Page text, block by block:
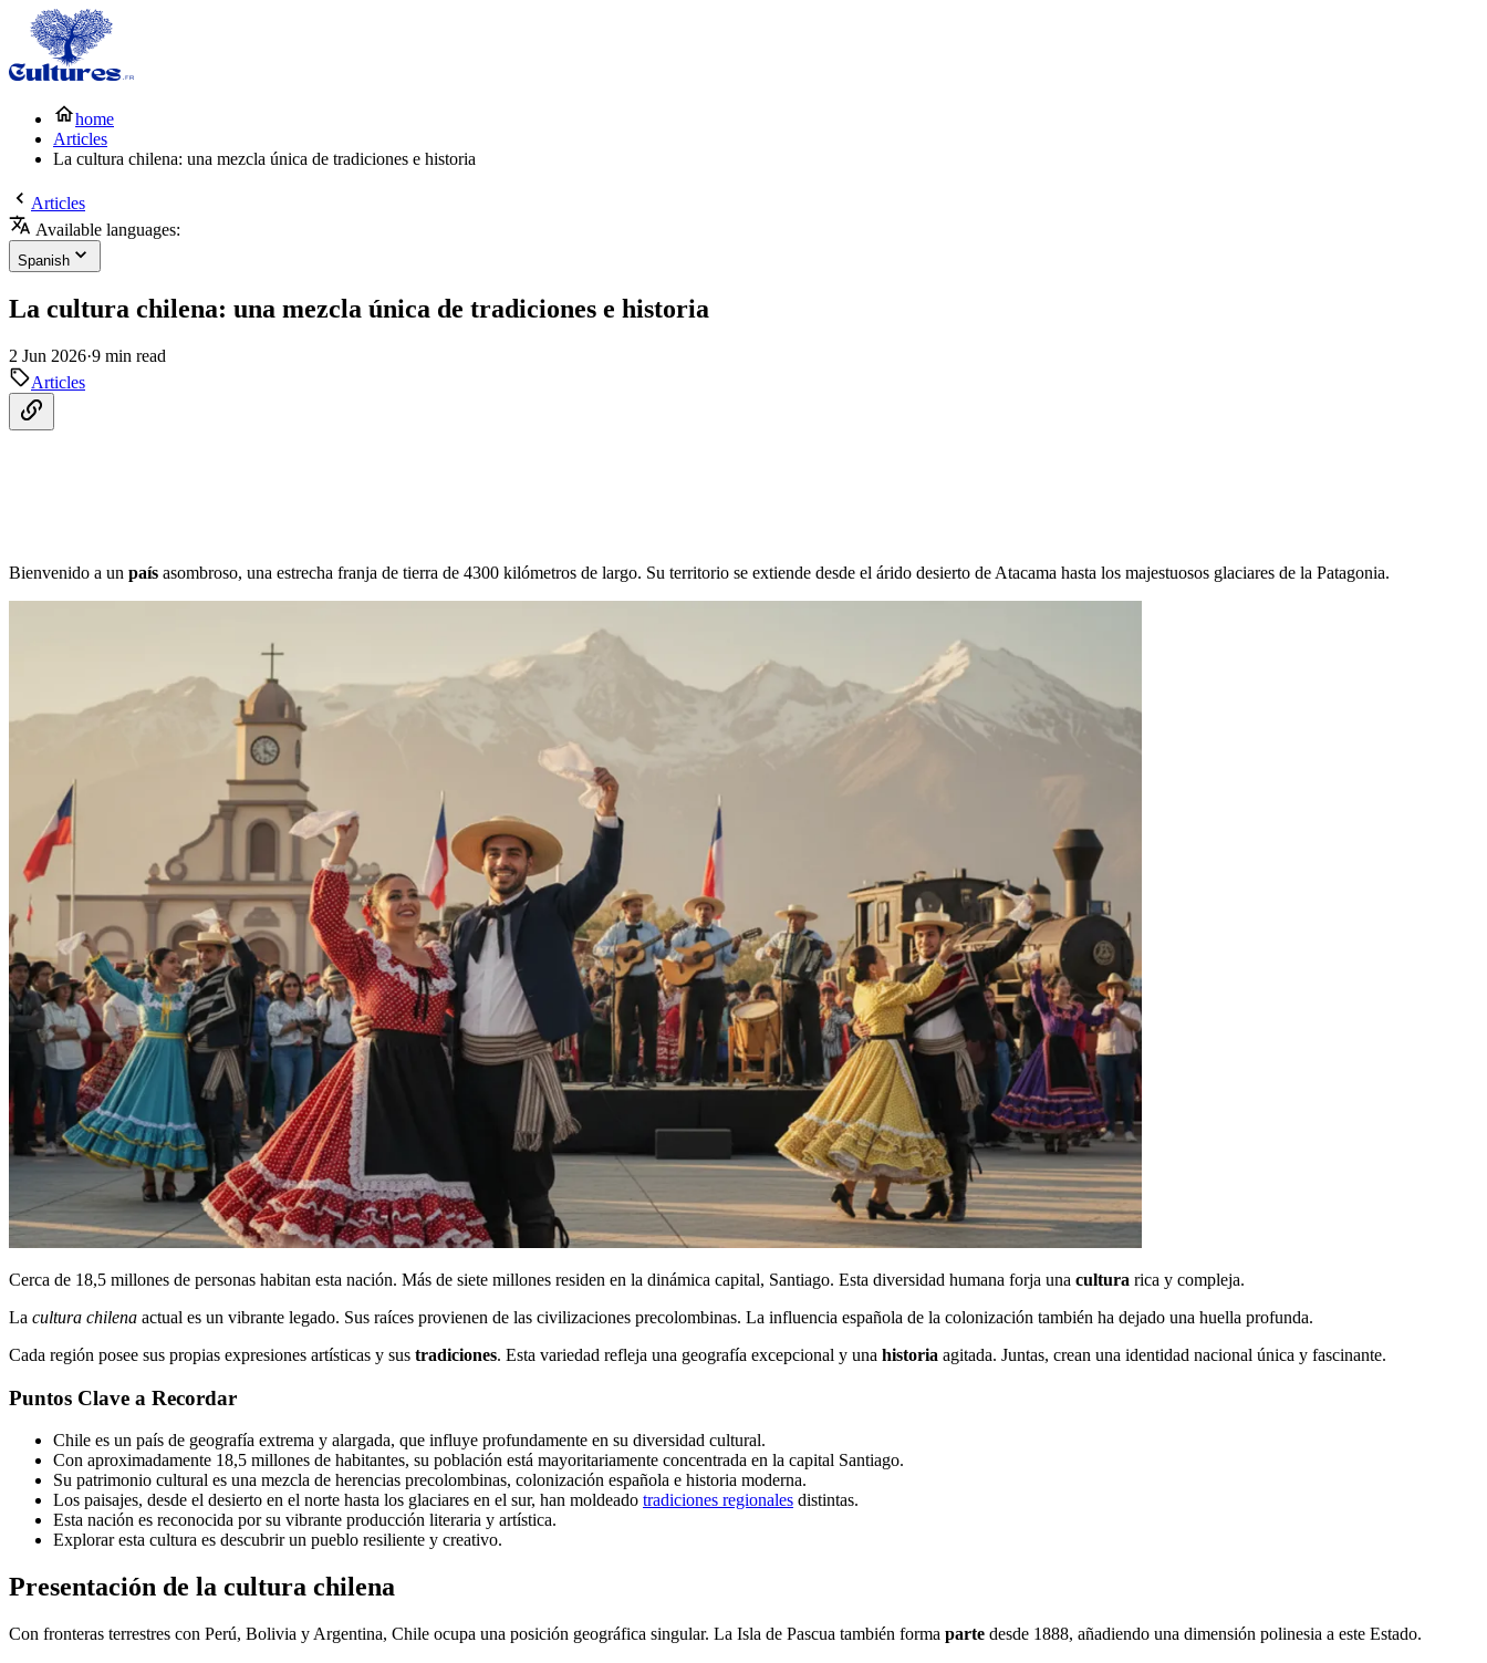
home
Articles
La cultura chilena: una mezcla única de tradiciones e historia
Articles
Available languages:
Spanish
La cultura chilena: una mezcla única de tradiciones e historia
2 Jun 2026·9 min read
Articles
Bienvenido a un país asombroso, una estrecha franja de tierra de 4300 kilómetros de largo. Su territorio se extiende desde el árido desierto de Atacama hasta los majestuosos glaciares de la Patagonia.
Cerca de 18,5 millones de personas habitan esta nación. Más de siete millones residen en la dinámica capital, Santiago. Esta diversidad humana forja una cultura rica y compleja.
La cultura chilena actual es un vibrante legado. Sus raíces provienen de las civilizaciones precolombinas. La influencia española de la colonización también ha dejado una huella profunda.
Cada región posee sus propias expresiones artísticas y sus tradiciones. Esta variedad refleja una geografía excepcional y una historia agitada. Juntas, crean una identidad nacional única y fascinante.
Puntos Clave a Recordar
Chile es un país de geografía extrema y alargada, que influye profundamente en su diversidad cultural.
Con aproximadamente 18,5 millones de habitantes, su población está mayoritariamente concentrada en la capital Santiago.
Su patrimonio cultural es una mezcla de herencias precolombinas, colonización española e historia moderna.
Los paisajes, desde el desierto en el norte hasta los glaciares en el sur, han moldeado tradiciones regionales distintas.
Esta nación es reconocida por su vibrante producción literaria y artística.
Explorar esta cultura es descubrir un pueblo resiliente y creativo.
Presentación de la cultura chilena
Con fronteras terrestres con Perú, Bolivia y Argentina, Chile ocupa una posición geográfica singular. La Isla de Pascua también forma parte desde 1888, añadiendo una dimensión polinesia a este Estado.